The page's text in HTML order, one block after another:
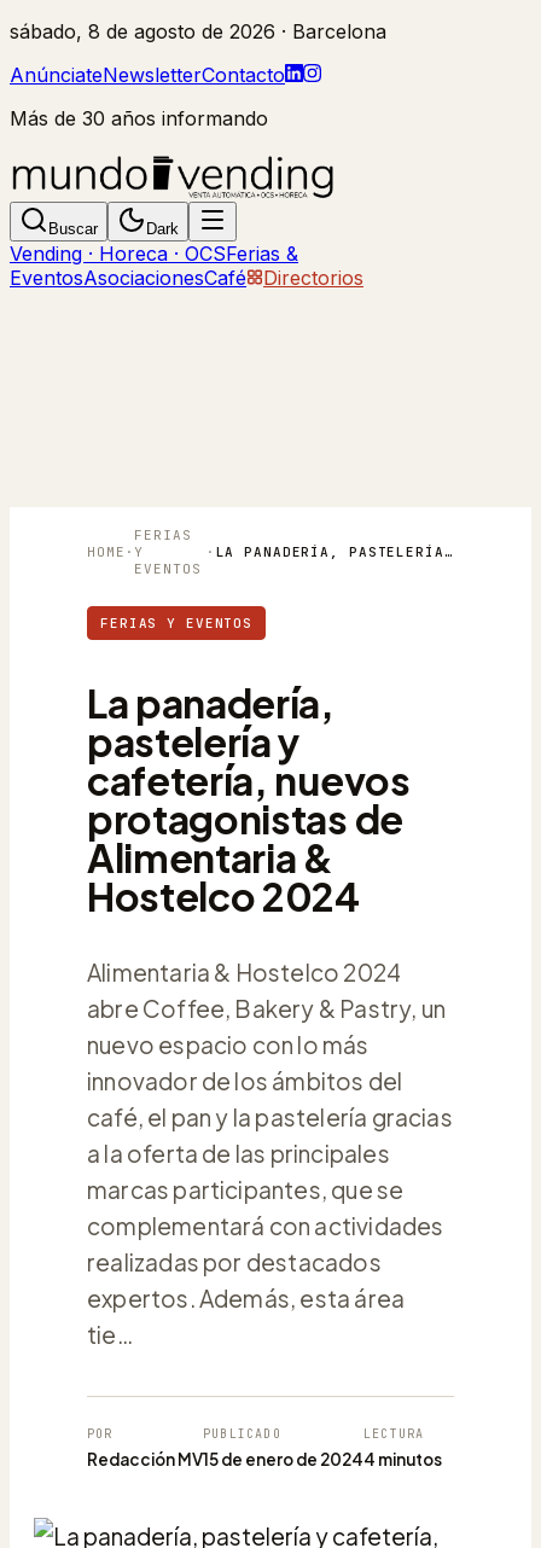
sábado, 8 de agosto de 2026 · Barcelona
AnúnciateNewsletterContacto
Más de 30 años informando
Buscar Dark
Vending · Horeca · OCSFerias &
EventosAsociacionesCafé Directorios
HOME ·
FERIAS
Y
EVENTOS
· LA PANADERÍA, PASTELERÍA Y CAFETERÍA, NUEVOS PROTAGONISTAS DE ALIMENTARIA & HOSTELCO 2024
FERIAS Y EVENTOS
La panadería,
pastelería y
cafetería, nuevos
protagonistas de
Alimentaria &
Hostelco 2024
Alimentaria & Hostelco 2024
abre Coffee, Bakery & Pastry, un
nuevo espacio con lo más
innovador de los ámbitos del
café, el pan y la pastelería gracias
a la oferta de las principales
marcas participantes, que se
complementará con actividades
realizadas por destacados
expertos. Además, esta área
tie…
POR
Redacción MV
PUBLICADO
15 de enero de 2024
LECTURA
4 minutos